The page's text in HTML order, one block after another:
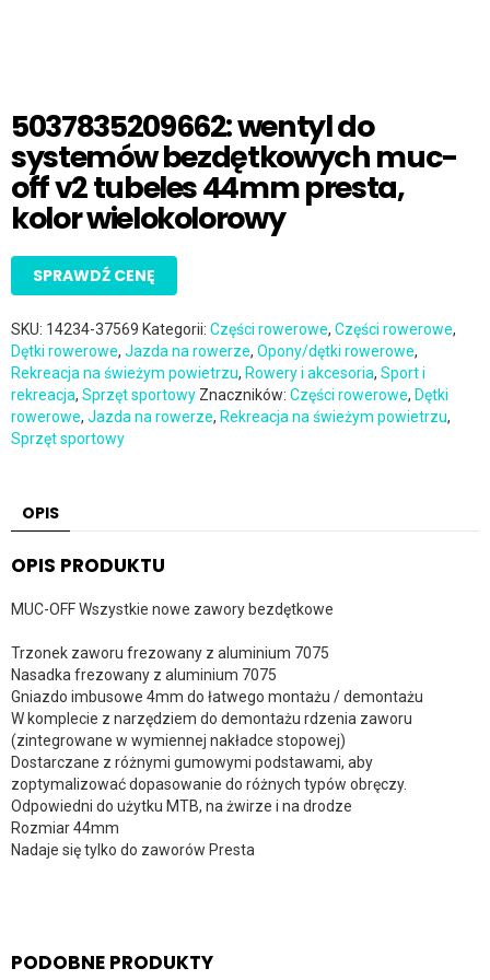
5037835209662: wentyl do
systemów bezdętkowych muc-
off v2 tubeles 44mm presta,
kolor wielokolorowy
SPRAWDŹ CENĘ
SKU: 14234-37569 Kategorii: Części rowerowe, Części rowerowe,
Dętki rowerowe, Jazda na rowerze, Opony/dętki rowerowe,
Rekreacja na świeżym powietrzu, Rowery i akcesoria, Sport i
rekreacja, Sprzęt sportowy Znaczników: Części rowerowe, Dętki
rowerowe, Jazda na rowerze, Rekreacja na świeżym powietrzu,
Sprzęt sportowy
OPIS
OPIS PRODUKTU
MUC-OFF Wszystkie nowe zawory bezdętkowe
Trzonek zaworu frezowany z aluminium 7075
Nasadka frezowany z aluminium 7075
Gniazdo imbusowe 4mm do łatwego montażu / demontażu
W komplecie z narzędziem do demontażu rdzenia zaworu
(zintegrowane w wymiennej nakładce stopowej)
Dostarczane z różnymi gumowymi podstawami, aby
zoptymalizować dopasowanie do różnych typów obręczy.
Odpowiedni do użytku MTB, na żwirze i na drodze
Rozmiar 44mm
Nadaje się tylko do zaworów Presta
PODOBNE PRODUKTY